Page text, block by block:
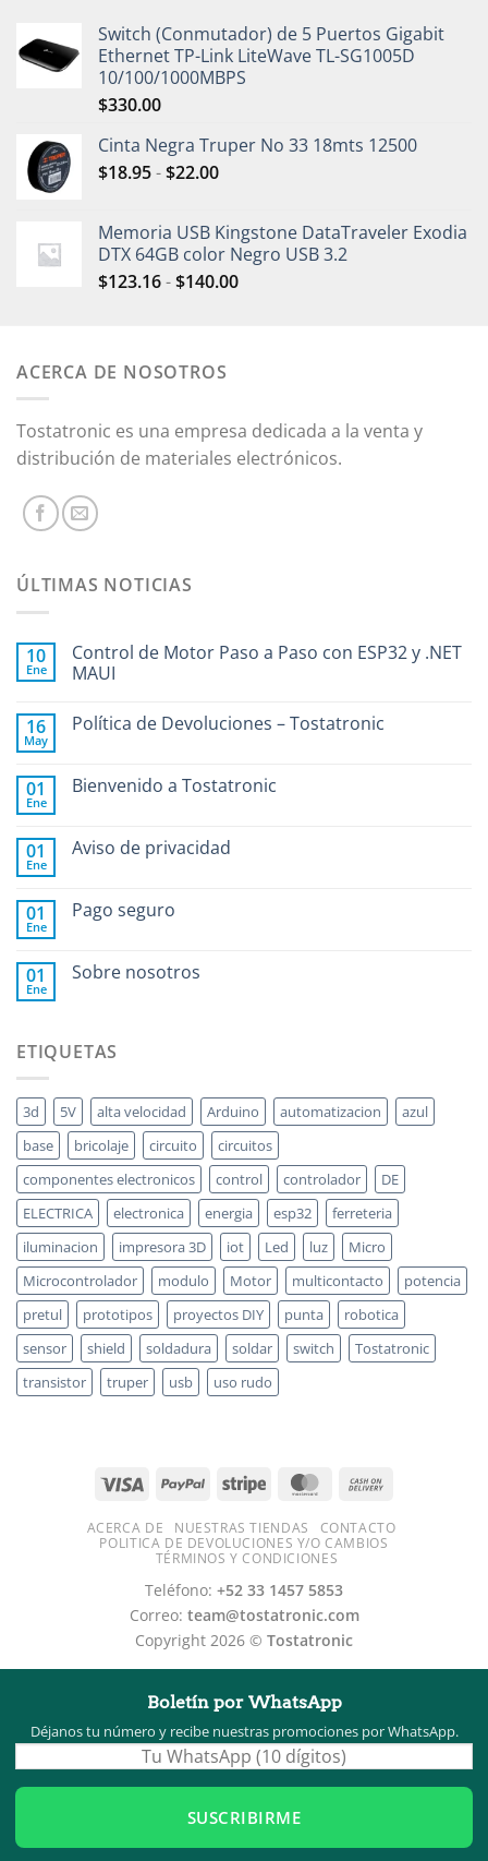
Switch (Conmutador) de 5 Puertos Gigabit
Ethernet TP-Link LiteWave TL-SG1005D
10/100/1000MBPS
$330.00
Cinta Negra Truper No 33 18mts 12500
$18.95-$22.00
Memoria USB Kingstone DataTraveler Exodia
DTX 64GB color Negro USB 3.2
$123.16-$140.00
ACERCA DE NOSOTROS
Tostatronic es una empresa dedicada a la venta y
distribución de materiales electrónicos.
ÚLTIMAS NOTICIAS
10
Ene
Control de Motor Paso a Paso con ESP32 y .NET
MAUI
16
May
Política de Devoluciones – Tostatronic
01
Ene
Bienvenido a Tostatronic
01
Ene
Aviso de privacidad
01
Ene
Pago seguro
01
Ene
Sobre nosotros
ETIQUETAS
3d 5V alta velocidad Arduino automatizacion
azul
base
bricolaje circuito
circuitos
componentes electronicos
control controlador
DE
ELECTRICA
electronica energia esp32
ferreteria
iluminacion
impresora 3D iot Led luz
Micro
Microcontrolador
modulo Motor multicontacto
potencia
pretul
prototipos proyectos DIY punta
robotica
sensor
shield soldadura soldar switch
Tostatronic
transistor
truper usb uso rudo
ACERCA DE NUESTRAS TIENDAS
CONTACTO
POLITICA DE DEVOLUCIONES Y/O CAMBIOS
TÉRMINOS Y CONDICIONES
Teléfono: +52 33 1457 5853
Correo: team@tostatronic.com
Copyright 2026 © Tostatronic
Boletín por WhatsApp
Déjanos tu número y recibe nuestras promociones por WhatsApp.
SUSCRIBIRME